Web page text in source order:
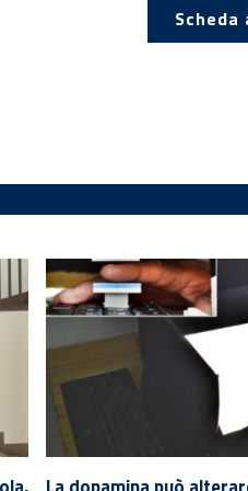
Scheda